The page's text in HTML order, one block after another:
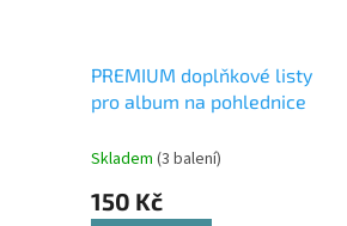
PREMIUM doplňkové listy
pro album na pohlednice
Skladem (3 balení)
150 Kč